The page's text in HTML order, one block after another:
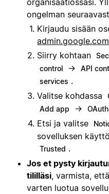
ongelman
Kirjaudu sisään
admin.google.com
Siirry kohtaan
control
→ API
services .
Valitse kohdassa
Add app →
Etsi ja valitse
sovelluksen
Trusted .
Jos et pysty
tililläsi , varmista,
varten luotua